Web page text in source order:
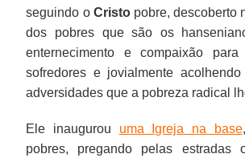
seguindo o Cristopobre, descoberto
dos pobres que são os
enternecimento e compaixão
sofredores e jovialmente
adversidades que a pobreza radical
Ele inaugurou uma Igreja na base
pobres, pregando pelas estradas